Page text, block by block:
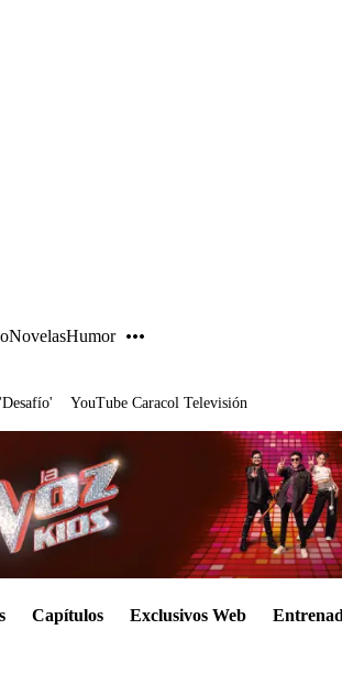
NovelasHumor
YouTube Caracol Televisión
Capítulos Exclusivos Web